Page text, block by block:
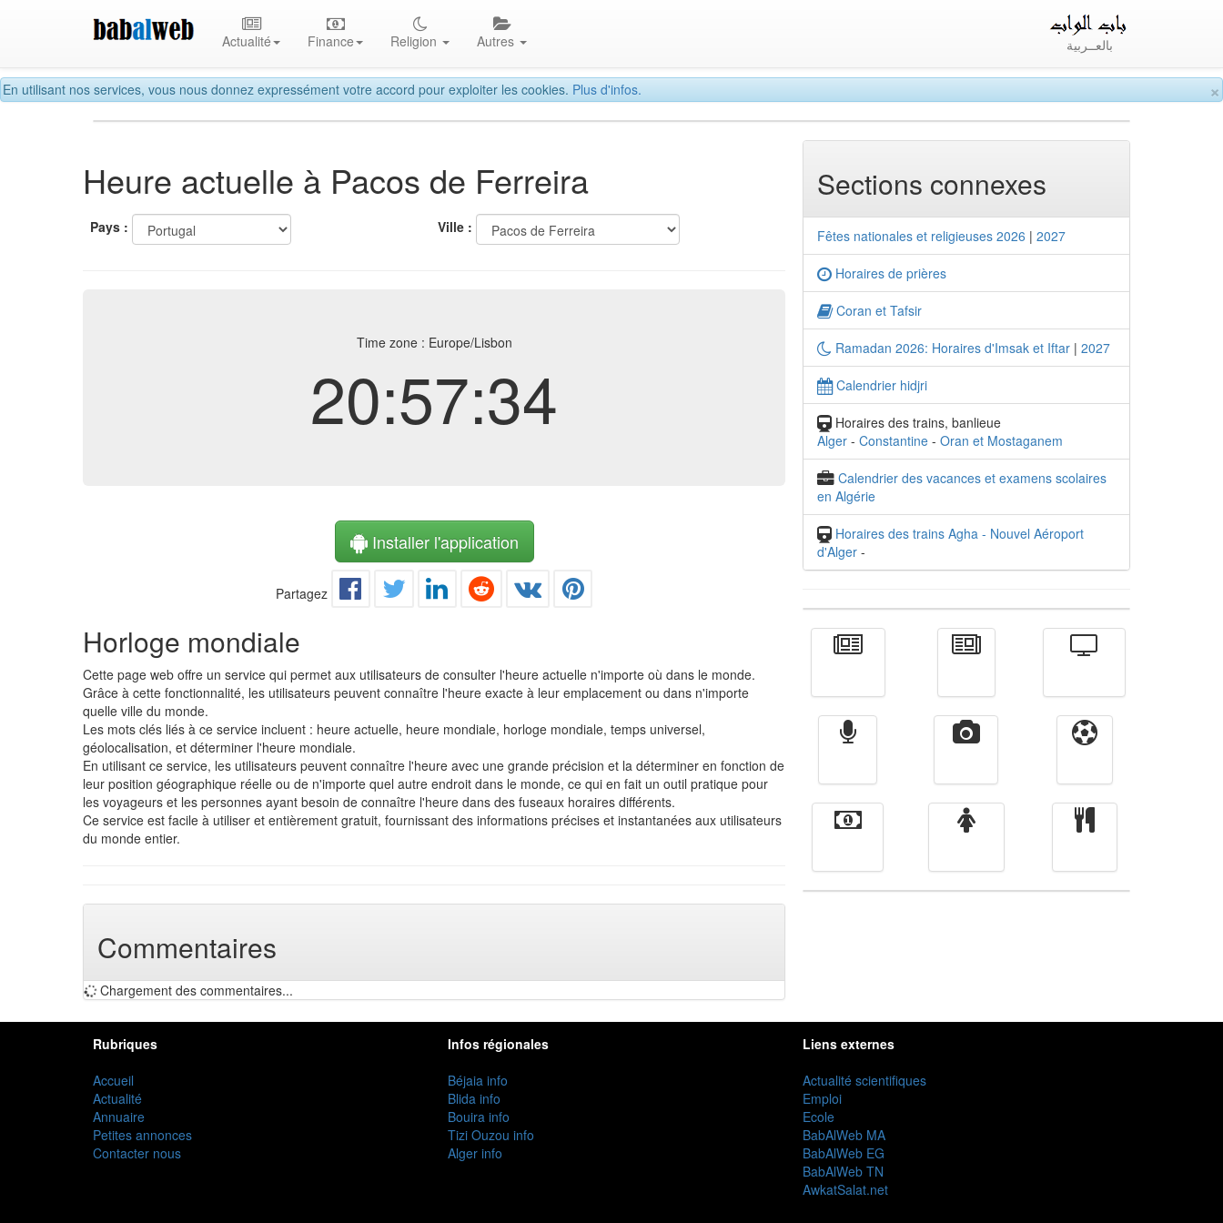
×
En utilisant nos services, vous nous donnez expressément votre accord pour exploiter les cookies. Plus d'infos.
Actualité Finance Religion Autres بالعــربية
Heure actuelle à Pacos de Ferreira
Pays : Ville :
Time zone : Europe/Lisbon
20:57:34
Installer l'application
Partagez
Horloge mondiale
Cette page web offre un service qui permet aux utilisateurs de consulter l'heure actuelle n'importe où dans le monde.
Grâce à cette fonctionnalité, les utilisateurs peuvent connaître l'heure exacte à leur emplacement ou dans n'importe
quelle ville du monde.
Les mots clés liés à ce service incluent : heure actuelle, heure mondiale, horloge mondiale, temps universel,
géolocalisation, et déterminer l'heure mondiale.
En utilisant ce service, les utilisateurs peuvent connaître l'heure avec une grande précision et la déterminer en fonction de
leur position géographique réelle ou de n'importe quel autre endroit dans le monde, ce qui en fait un outil pratique pour
les voyageurs et les personnes ayant besoin de connaître l'heure dans des fuseaux horaires différents.
Ce service est facile à utiliser et entièrement gratuit, fournissant des informations précises et instantanées aux utilisateurs
du monde entier.
Commentaires
Chargement des commentaires...
Sections connexes
Fêtes nationales et religieuses 2026 | 2027
Horaires de prières
Coran et Tafsir
Ramadan 2026: Horaires d'Imsak et Iftar | 2027
Calendrier hidjri
Horaires des trains, banlieue
Alger - Constantine - Oran et Mostaganem
Calendrier des vacances et examens scolaires
en Algérie
Horaires des trains Agha - Nouvel Aéroport
d'Alger -
Rubriques
Accueil
Actualité
Annuaire
Petites annonces
Contacter nous
Infos régionales
Béjaia info
Blida info
Bouira info
Tizi Ouzou info
Alger info
Liens externes
Actualité scientifiques
Emploi
Ecole
BabAlWeb MA
BabAlWeb EG
BabAlWeb TN
AwkatSalat.net